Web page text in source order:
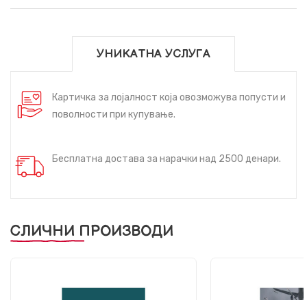
УНИКАТНА УСЛУГА
Картичка за лојалност која овозможува попусти и
поволности при купување.
Бесплатна достава за нарачки над 2500 денари.
СЛИЧНИ ПРОИЗВОДИ